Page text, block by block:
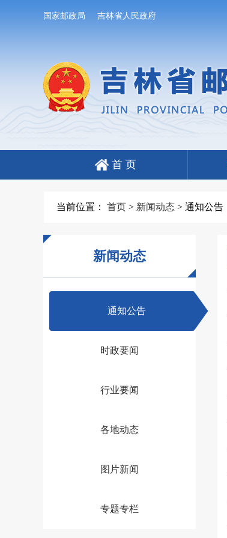
国家邮政局 吉林省人民政府
首 页
当前位置： 首页> 新闻动态> 通知公告
新闻动态
通知公告
时政要闻
行业要闻
各地动态
图片新闻
专题专栏